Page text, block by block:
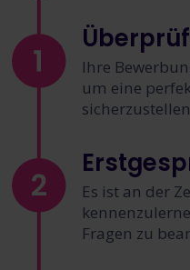
Ihre
um eine
Es ist an der
Fragen zu